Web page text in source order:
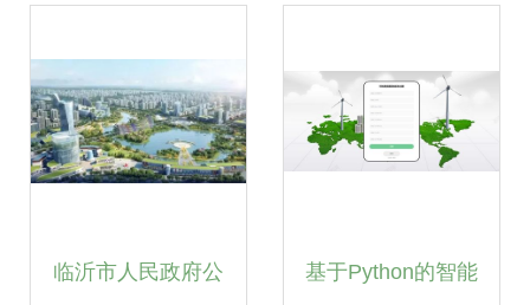
咨询分析
临沂市人民政府公 基于Python的智能